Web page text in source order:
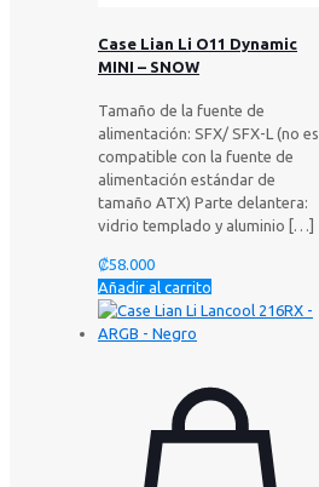
Case Lian Li O11 Dynamic
MINI – SNOW
Tamaño de la fuente de
alimentación: SFX/ SFX-L (no es
compatible con la fuente de
alimentación estándar de
tamaño ATX) Parte delantera:
vidrio templado y aluminio […]
₡58.000
Añadir al carrito